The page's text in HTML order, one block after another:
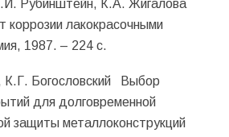
Рубинштейн, К.А. Жигалова
коррозии лакокрасочными
1987. – 224 с.
Богословский Выбор
для долговременной
защиты металлоконструкций